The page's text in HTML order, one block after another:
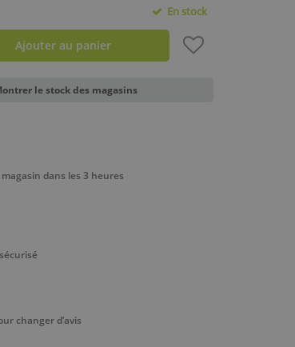
En stock
Ajouter au panier
le stock des magasins
dans les 3 heures
changer d’avis